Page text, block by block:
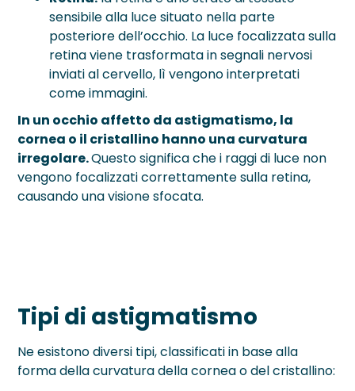
sensibile alla luce situato nella parte
posteriore dell’occhio. La luce focalizzata sulla
retina viene trasformata in segnali nervosi
inviati al cervello, lì vengono interpretati
come immagini.
In un occhio affetto da astigmatismo, la
cornea o il cristallino hanno una curvatura
irregolare.Questo significa che i raggi di luce non
vengono focalizzati correttamente sulla retina,
causando una visione sfocata.
Tipi di astigmatismo
Ne esistono diversi tipi, classificati in base alla
forma della curvatura della cornea o del cristallino: